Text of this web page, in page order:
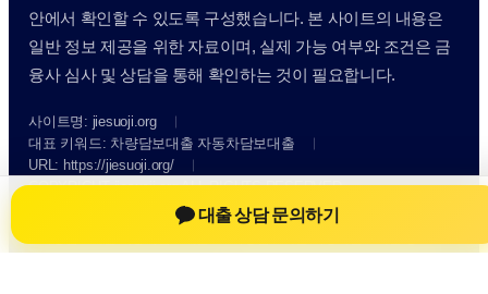
안에서 확인할 수 있도록 구성했습니다. 본 사이트의 내용은
일반 정보 제공을 위한 자료이며, 실제 가능 여부와 조건은 금
융사 심사 및 상담을 통해 확인하는 것이 필요합니다.
사이트명: jiesuoji.org
대표 키워드: 차량담보대출 자동차담보대출
URL: https://jiesuoji.org/
COPYRIGHT jiesuoji.org ALL RIGHTS RESERVED
대출 상담 문의하기